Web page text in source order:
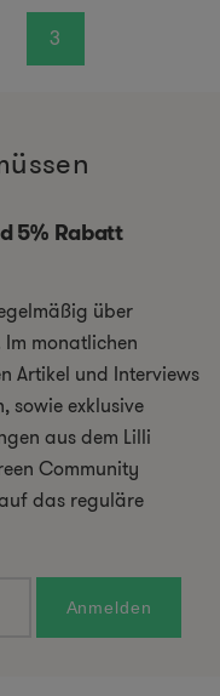
3
5% Rabatt
über
monatlichen
Artikel und Interviews
sowie exklusive
aus dem Lilli
Community
das reguläre